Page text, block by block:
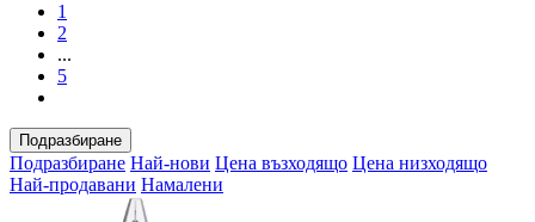
1
2
...
5
Подразбиране
Подразбиране Най-нови Цена възходящо Цена низходящо
Най-продавани Намалени